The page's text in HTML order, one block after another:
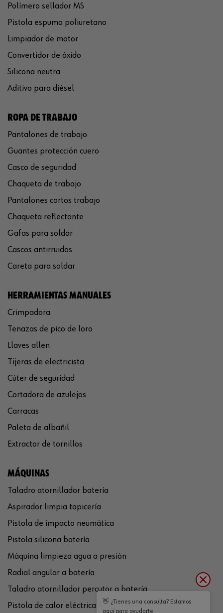
Polímero sellador MS
Pistola espuma poliuretano
Limpiador de motor
Convertidor de óxido
Silicona neutra
Aditivo para diésel
ROPA DE TRABAJO
Pantalones de trabajo
Guantes protección cuero
Casco de seguridad
Chaqueta de trabajo
Pantalones cortos trabajo
Chaqueta reflectante
Gafas para soldar
Cascos antirruidos
Careta para soldar
HERRAMIENTAS MANUALES
Crimpadora
Tenazas de pico de loro
Llaves allen
Tijeras de electricista
Cúter de seguridad
Cortadora de azulejos
Carracas
Paleta de albañil
Extractor de tornillos
MÁQUINAS
Taladro atornillador batería
Aspirador limpia tapicería
Pistola de impacto neumática
Pistola silicona batería
Máquina limpieza agua a presión
Radial angular a batería
Taladro atornillador percutor a batería
Pistola de calor eléctrica
👋 ¿Tienes una consulta? Estamos
aquí para ayudarte.